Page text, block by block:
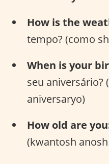
How is the
tempo? (como
When is your
seu aniversário?
aniversaryo)
How old are
(kwantosh